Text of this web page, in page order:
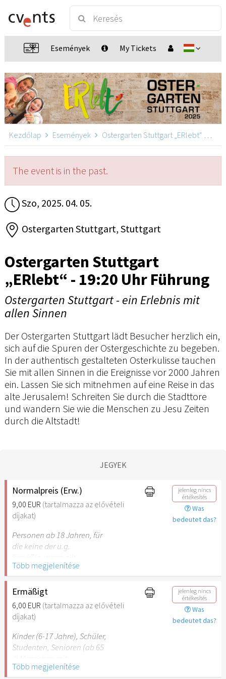
Események My Tickets
Kezdőlap Események Ostergarten Stuttgart „ERlebt“
The event is in the past.
Szo, 2025. 04. 05.
Ostergarten Stuttgart, Stuttgart
Ostergarten Stuttgart
„ERlebt“ - 19:20 Uhr Führung
Ostergarten Stuttgart - ein Erlebnis mit
allen Sinnen
Der Ostergarten Stuttgart lädt Besucher herzlich ein,
sich auf die Spuren der Ostergeschichte zu begeben.
In der authentisch gestalteten Osterkulisse tauchen
Sie mit allen Sinnen in die Ereignisse vor 2000 Jahren
ein. Lassen Sie sich mitnehmen auf eine Reise in das
alte Jerusalem! Schreiten Sie durch die Stadttore
und wandern Sie wie die Menschen zu Jesu Zeiten
durch die Altstadt!
JEGYEK
Normalpreis (Erw.)
9,00 EUR (tartalmazza az elővételi
díjakat)
jelenleg nincs
értékesítés
Was
bedeutet das?
Personen ab 18 Jahren, für
die keine der u.g.
Több megjelenítése
Ermäßigt
6,00 EUR (tartalmazza az elővételi
díjakat)
jelenleg nincs
értékesítés
Was
bedeutet das?
Kinder (6-17 Jahre), Schüler,
Studenten, Senioren (ab 65
Behinderung (ab 50%),
Több megjelenítése